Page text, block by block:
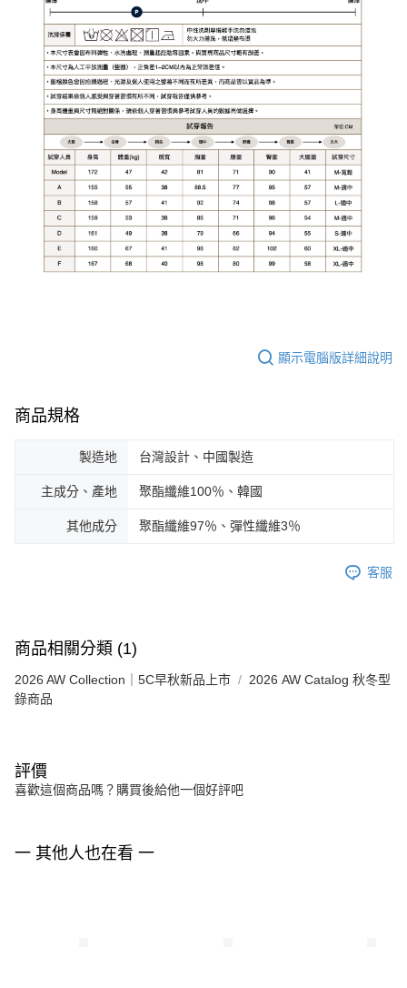
顯示電腦版詳細說明
商品規格
製造地 台灣設計、中國製造
主成分、產地 聚酯纖維100％、韓國
其他成分 聚酯纖維97％、彈性纖維3％
客服
商品相關分類 (1)
2026 AW Collection｜5C早秋新品上市
2026 AW Catalog 秋冬型
錄商品
評價
喜歡這個商品嗎？購買後給他一個好評吧
一 其他人也在看 一